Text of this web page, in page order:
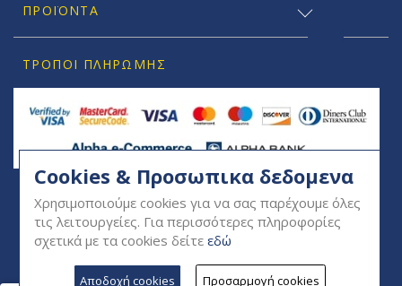
ΠΡΟΪΟΝΤΑ
ΤΡΌΠΟΙ ΠΛΗΡΩΜΉΣ
SOCIAL
Cookies & Προσωπικα δεδομενα
Χρησιμοποιούμε cookies για να σας παρέχουμε όλες
τις λειτουργείες. Για περισσότερες πληροφορίες
σχετικά με τα cookies δείτε εδώ
Αποδοχή cookies Προσαρμογή cookies